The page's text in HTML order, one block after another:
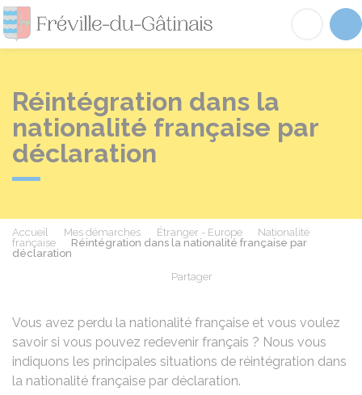
Fréville-du-
Réintégration dans la
nationalité française par
déclaration
Accueil Mes démarches Étranger - Europe
Nationalité
française
Réintégration dans la nationalité française par
déclaration
Partager
Vous avez perdu la nationalité française et vous voulez
savoir si vous pouvez redevenir français ? Nous vous
indiquons les principales situations de réintégration dans
la nationalité française par déclaration.